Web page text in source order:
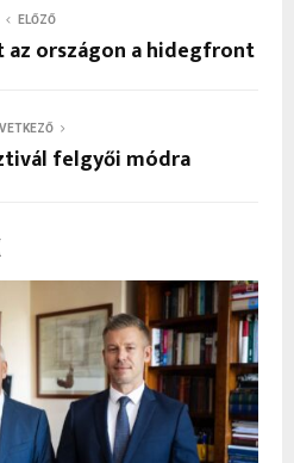
ELŐZŐ
országon a hidegfront
felgyői módra